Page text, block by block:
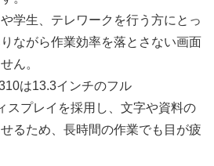
学生、テレワークを行う方にとっ
ながら作業効率を落とさない画面
ん。
は13.3インチのフル
スプレイを採用し、文字や資料の
るため、長時間の作業でも目が疲